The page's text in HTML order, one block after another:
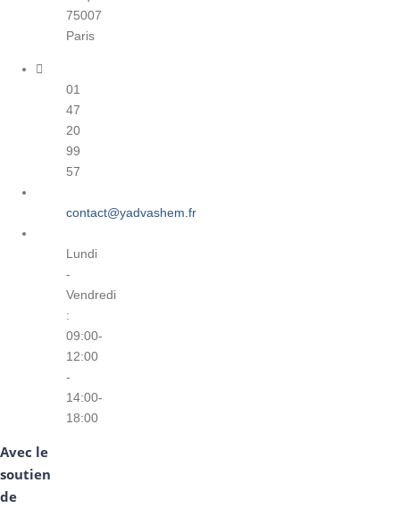
75007
Paris
01
47
20
99
57
contact@yadvashem.fr
Lundi
-
Vendredi
:
09:00-
12:00
-
14:00-
18:00
Avec le
soutien
de